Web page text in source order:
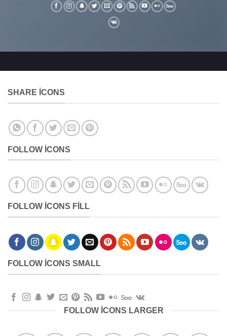
SHARE ICONS
FOLLOW ICONS
FOLLOW ICONS FILL
FOLLOW ICONS SMALL
FOLLOW ICONS LARGER